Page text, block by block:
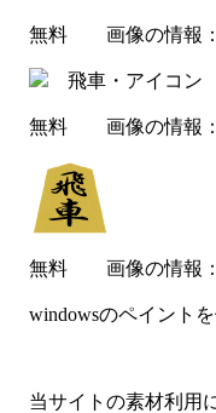
無料 画像の情報
無料 画像の情報
無料 画像の情報
windowsのペイント
当サイトの素材利用